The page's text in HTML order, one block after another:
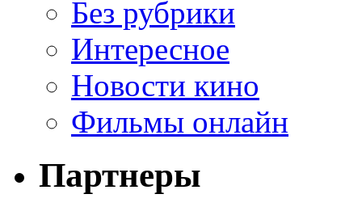
Без рубрики
Интересное
Новости кино
Фильмы онлайн
Партнеры